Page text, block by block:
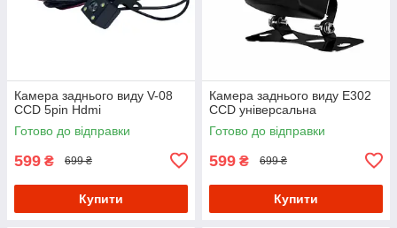
Камера заднього виду V-08
CCD 5pin Hdmi
Готово до відправки
599 ₴ 699 ₴
Купити
Камера заднього виду E302
CCD універсальна
Готово до відправки
599 ₴ 699 ₴
Купити